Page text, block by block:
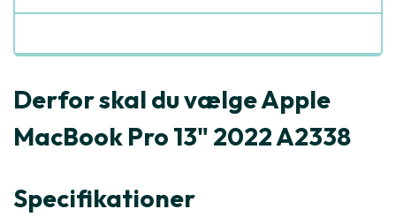
Derfor skal du vælge Apple
MacBook Pro 13" 2022 A2338
Specifikationer